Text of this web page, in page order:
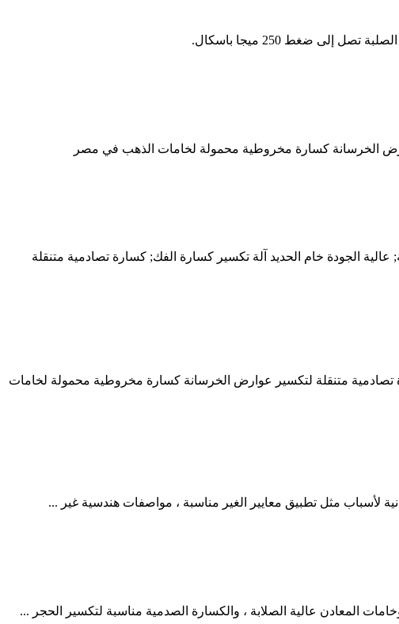
ضغط 250 ميجا باسكال.
الخرسانة كسارة مخروطية محمولة لخامات الذهب في مصر
الجودة خام الحديد آلة تكسير كسارة الفك; كسارة تصادمية متنقلة
تصادمية متنقلة لتكسير عوارض الخرسانة كسارة مخروطية محمولة لخامات
لأسباب مثل تطبيق معايير الغير مناسبة ، مواصفات هندسية غير ...
المعادن عالية الصلابة ، والكسارة الصدمية مناسبة لتكسير الحجر ...